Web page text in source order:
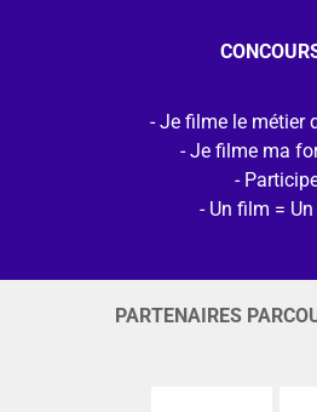
Je filme le métier
Je filme ma
Un film =
PARTENAIRES